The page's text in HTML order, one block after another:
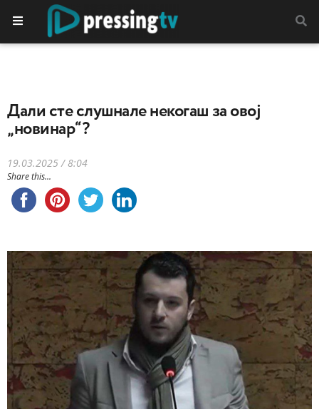
Дали сте слушнале некогаш за овој
„новинар“?
19.03.2025 / 8:04
Share this...